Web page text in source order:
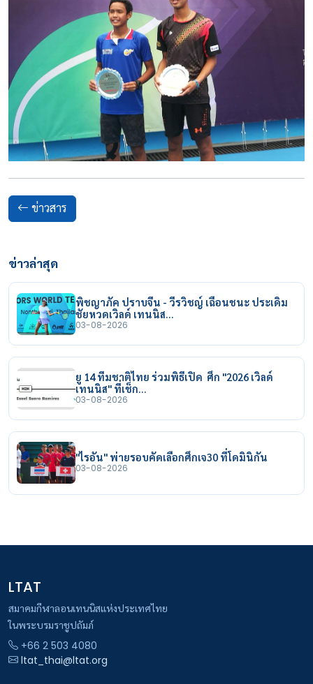
ข่าวสาร
ข่าวล่าสุด
พิชญาภัค ปราบจีน - วีรวิชญ์ เฉือนชนะ ประเดิม
ชัยหวดเวิลด์ เทนนิส…
03-08-2026
ยู 14 ทีมชาติไทย ร่วมพิธีเปิด ศึก "2026 เวิลด์
เทนนิส" ที่เช็ก…
03-08-2026
"ไรอัน" พ่ายรอบคัดเลือกศึกเจ30 ที่โดมินิกัน
03-08-2026
LTAT
สมาคมกีฬาลอนเทนนิสแห่งประเทศไทย
ในพระบรมราชูปถัมภ์
+66 2 503 4080
ltat_thai@ltat.org